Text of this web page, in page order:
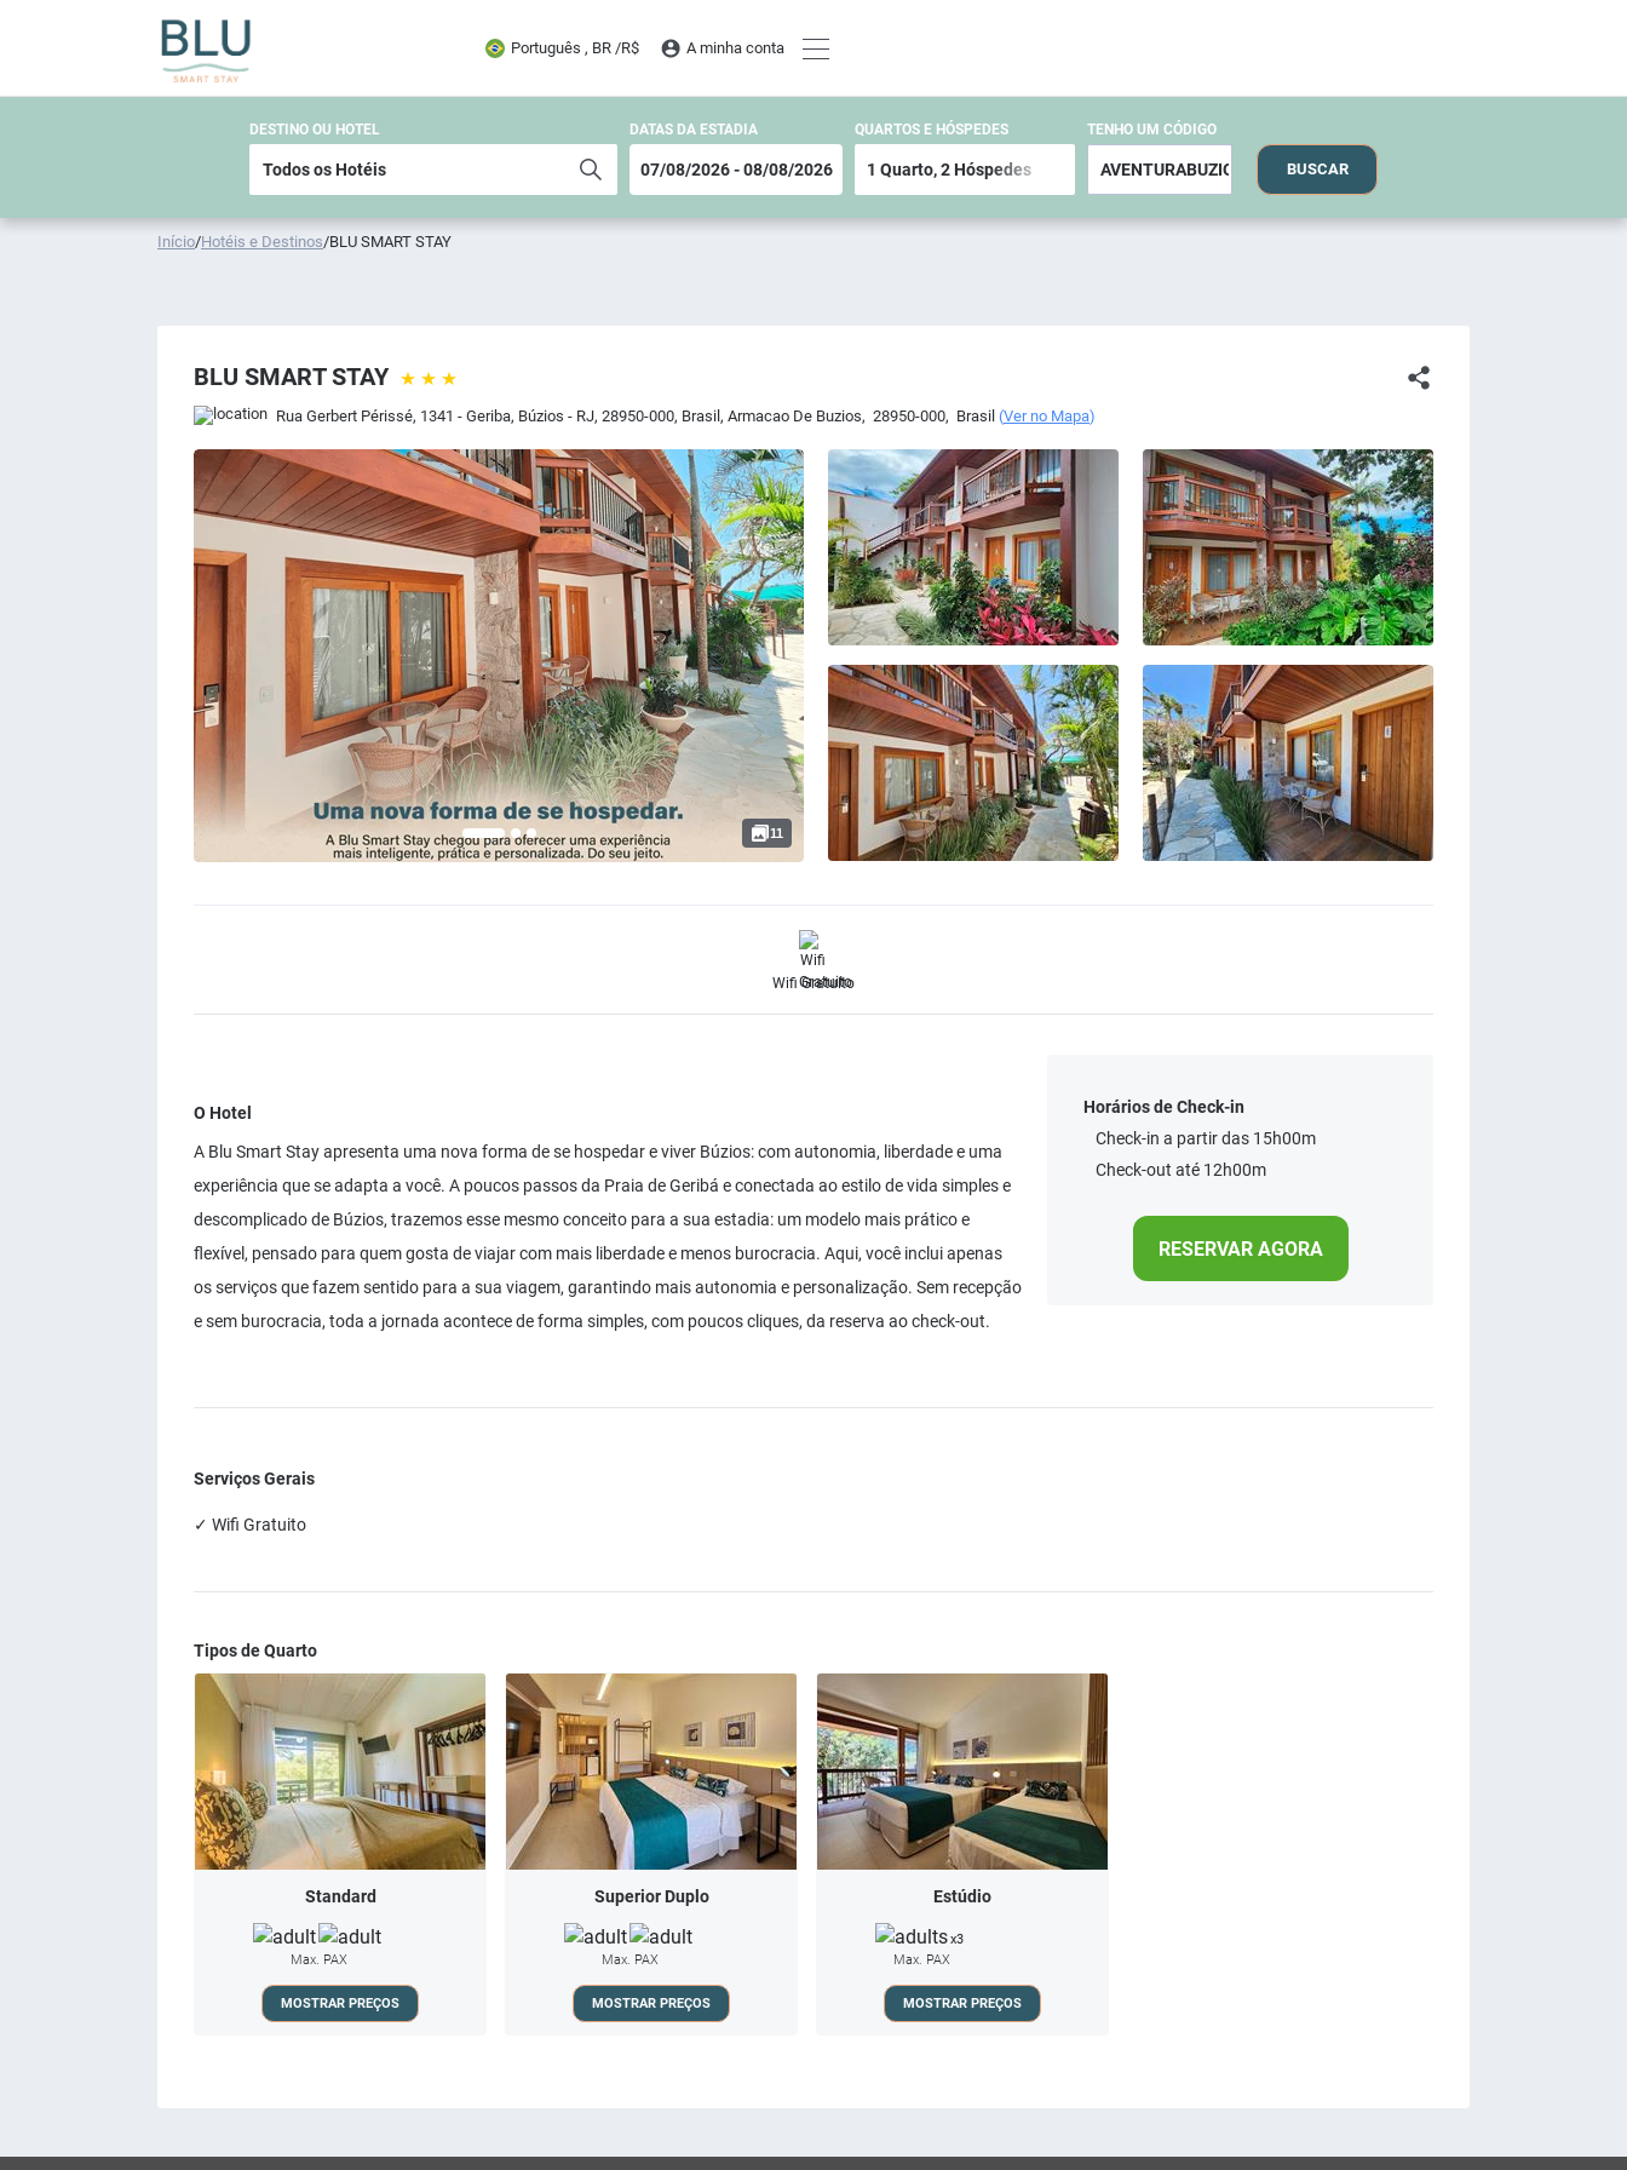
Português , BR /R$ A minha conta
DESTINO OU HOTEL DATAS DA ESTADIA QUARTOS E HÓSPEDES TENHO UM CÓDIGO
BUSCAR
Início/Hotéis e Destinos/BLU SMART STAY
BLU SMART STAY
Rua Gerbert Périssé, 1341 - Geriba, Búzios - RJ, 28950-000, Brasil , Armacao De Buzios, 28950-000, Brasil (Ver no Mapa)
11
Wifi Gratuito
O Hotel
A Blu Smart Stay apresenta uma nova forma de se hospedar e viver Búzios: com autonomia, liberdade e uma
experiência que se adapta a você. A poucos passos da Praia de Geribá e conectada ao estilo de vida simples e
descomplicado de Búzios, trazemos esse mesmo conceito para a sua estadia: um modelo mais prático e
flexível, pensado para quem gosta de viajar com mais liberdade e menos burocracia. Aqui, você inclui apenas
os serviços que fazem sentido para a sua viagem, garantindo mais autonomia e personalização. Sem recepção
e sem burocracia, toda a jornada acontece de forma simples, com poucos cliques, da reserva ao check-out.
Horários de Check-in
Check-in a partir das 15h00m
Check-out até 12h00m
RESERVAR AGORA
Serviços Gerais
✓ Wifi Gratuito
Tipos de Quarto
Standard
Max. PAX
MOSTRAR PREÇOS
Superior Duplo
Max. PAX
MOSTRAR PREÇOS
Estúdio
x3
Max. PAX
MOSTRAR PREÇOS